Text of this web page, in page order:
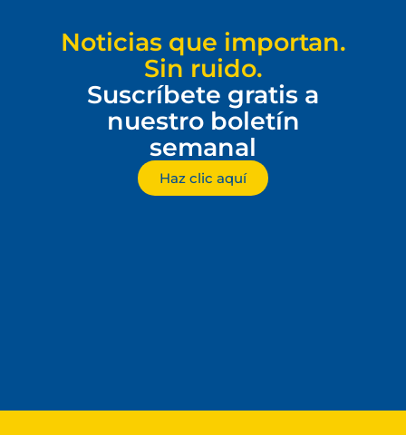
Noticias que importan.
Sin ruido.
Suscríbete gratis a
nuestro boletín
semanal
Haz clic aquí